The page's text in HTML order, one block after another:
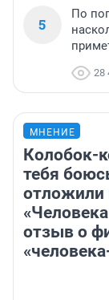
5
По
28
МНЕНИЕ
Колобок-
тебя
отложили
отзыв о